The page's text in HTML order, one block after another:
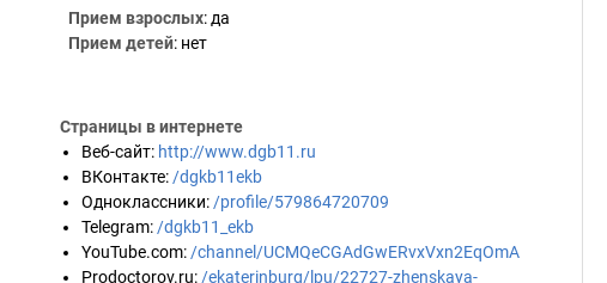
Прием взрослых: да
Прием детей: нет
Страницы в интернете
Веб-сайт: http://www.dgb11.ru
ВКонтакте: /dgkb11ekb
Одноклассники: /profile/579864720709
Telegram: /dgkb11_ekb
YouTube.com: /channel/UCMQeCGAdGwERvxVxn2EqOmA
Prodoctorov.ru: /ekaterinburg/lpu/22727-zhenskaya-